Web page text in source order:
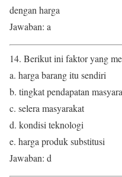
dengan harga
Jawaban: a
14. Berikut ini faktor yang
a. harga barang itu sendiri
b. tingkat pendapatan
c. selera masyarakat
d. kondisi teknologi
e. harga produk substitusi
Jawaban: d